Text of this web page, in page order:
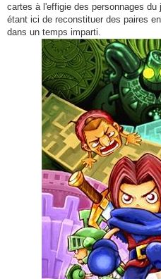
cartes à l'effigie des personnages
étant ici de reconstituer des paires
dans un temps imparti.